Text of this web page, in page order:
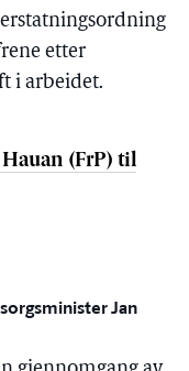
etter
i arbeidet.
(FrP) til
Jan